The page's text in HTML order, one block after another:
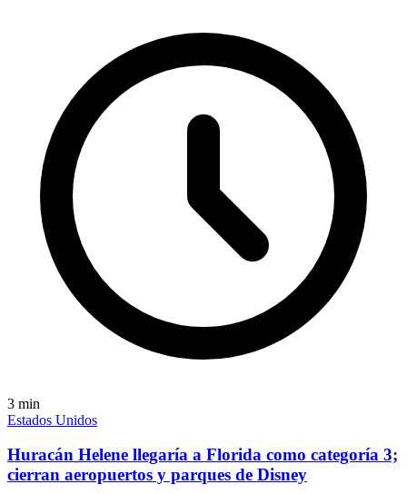
3 min
Estados Unidos
Huracán Helene llegaría a Florida como categoría 3;
cierran aeropuertos y parques de Disney